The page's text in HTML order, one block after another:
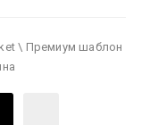
\ Премиум шаблон